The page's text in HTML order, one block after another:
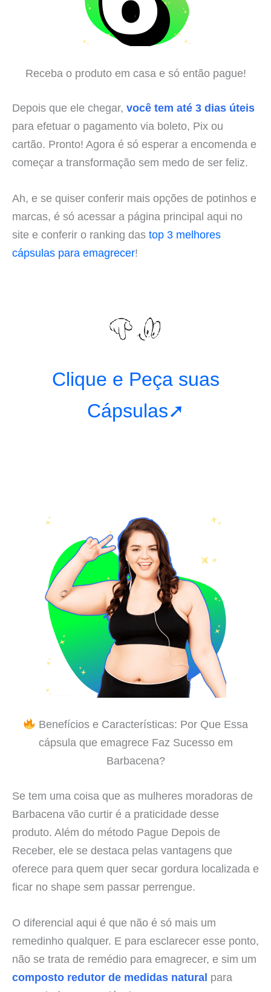
Receba o produto em casa e só então pague!
Depois que ele chegar, você tem até 3 dias úteis
para efetuar o pagamento via boleto, Pix ou
cartão. Pronto! Agora é só esperar a encomenda e
começar a transformação sem medo de ser feliz.
Ah, e se quiser conferir mais opções de potinhos e
marcas, é só acessar a página principal aqui no
site e conferir o ranking das top 3 melhores
cápsulas para emagrecer!
Clique e Peça suas
Cápsulas➚
Benefícios e Características: Por Que Essa
cápsula que emagrece Faz Sucesso em
Barbacena?
Se tem uma coisa que as mulheres moradoras de
Barbacena vão curtir é a praticidade desse
produto. Além do método Pague Depois de
Receber, ele se destaca pelas vantagens que
oferece para quem quer secar gordura localizada e
ficar no shape sem passar perrengue.
O diferencial aqui é que não é só mais um
remedinho qualquer. E para esclarecer esse ponto,
não se trata de remédio para emagrecer, e sim um
composto redutor de medidas natural para